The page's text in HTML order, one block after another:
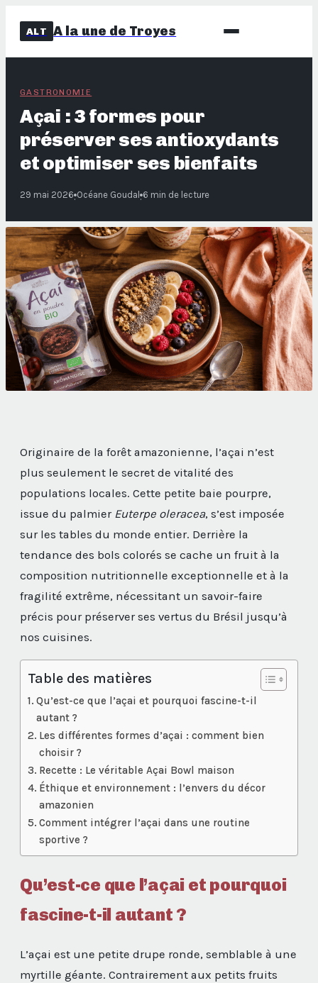
ALT A la une de Troyes
GASTRONOMIE
Açai : 3 formes pour
préserver ses antioxydants
et optimiser ses bienfaits
29 mai 2026· Océane Goudal · 6 min de lecture
Originaire de la forêt amazonienne, l’açai n’est
plus seulement le secret de vitalité des
populations locales. Cette petite baie pourpre,
issue du palmier Euterpe oleracea, s’est imposée
sur les tables du monde entier. Derrière la
tendance des bols colorés se cache un fruit à la
composition nutritionnelle exceptionnelle et à la
fragilité extrême, nécessitant un savoir-faire
précis pour préserver ses vertus du Brésil jusqu’à
nos cuisines.
Table des matières
Qu’est-ce que l’açai et pourquoi fascine-t-il
autant ?
Les différentes formes d’açai : comment bien
choisir ?
Recette : Le véritable Açai Bowl maison
Éthique et environnement : l’envers du décor
amazonien
Comment intégrer l’açai dans une routine
sportive ?
Qu’est-ce que l’açai et pourquoi
fascine-t-il autant ?
L’açai est une petite drupe ronde, semblable à une
myrtille géante. Contrairement aux petits fruits